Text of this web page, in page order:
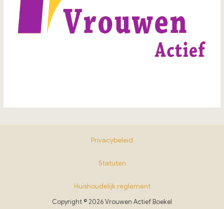
Privacybeleid
Statuten
Huishoudelijk reglement
Copyright © 2026 Vrouwen Actief Boekel